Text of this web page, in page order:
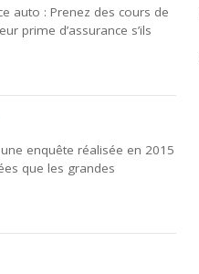
auto : Prenez des cours de
prime d’assurance s’ils
enquête réalisée en 2015
que les grandes